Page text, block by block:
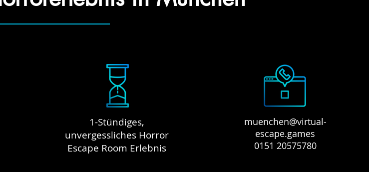
1-Stündiges,
unvergessliches Horror
Escape Room Erlebnis
muenchen@virtual-
escape.games
0151 20575780